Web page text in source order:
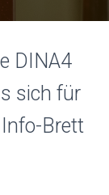
S
N
DINA4
sich für
Brett